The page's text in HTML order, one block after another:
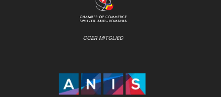
CCER MITGLIED